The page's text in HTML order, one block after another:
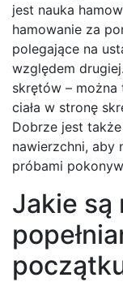
jest nauka
hamowanie za
polegające na
względem
skrętów –
ciała w stronę
Dobrze jest
nawierzchni, aby
próbami
Jakie są